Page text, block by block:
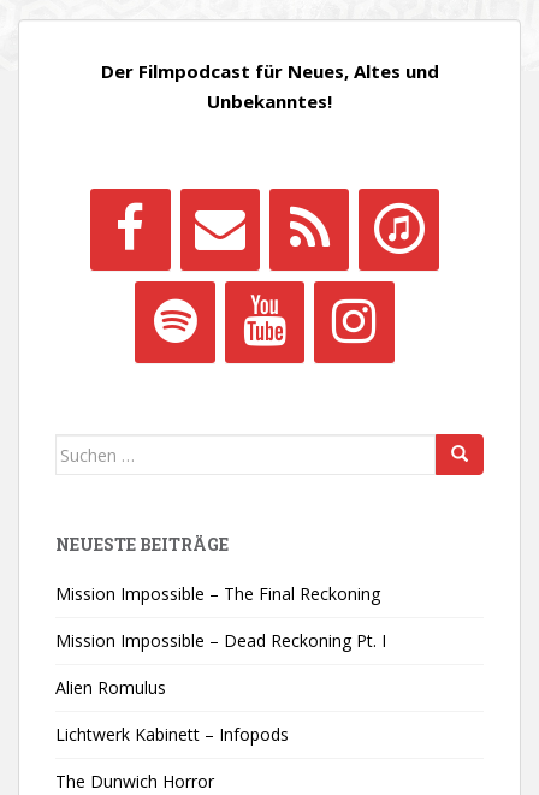
Der Filmpodcast für Neues, Altes und
Unbekanntes!
Suchen
NEUESTE BEITRÄGE
Mission Impossible – The Final Reckoning
Mission Impossible – Dead Reckoning Pt. I
Alien Romulus
Lichtwerk Kabinett – Infopods
The Dunwich Horror